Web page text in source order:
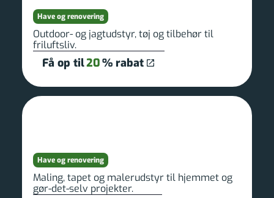
Have og renovering
Outdoor- og jagtudstyr, tøj og tilbehør til
friluftsliv.
Få op til20% rabat
Have og renovering
Maling, tapet og malerudstyr til hjemmet og
gør-det-selv projekter.